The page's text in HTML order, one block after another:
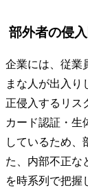
部外者の侵
企業には、従業
まな人が出入り
正侵入するリス
カード認証・生
しているため、
た、内部不正な
を時系列で把握